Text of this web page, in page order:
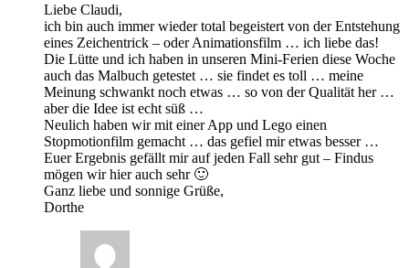
Liebe Claudi,
ich bin auch immer wieder total begeistert von der Entstehung
eines Zeichentrick – oder Animationsfilm … ich liebe das!
Die Lütte und ich haben in unseren Mini-Ferien diese Woche
auch das Malbuch getestet … sie findet es toll … meine
Meinung schwankt noch etwas … so von der Qualität her …
aber die Idee ist echt süß …
Neulich haben wir mit einer App und Lego einen
Stopmotionfilm gemacht … das gefiel mir etwas besser …
Euer Ergebnis gefällt mir auf jeden Fall sehr gut – Findus
mögen wir hier auch sehr 🙂
Ganz liebe und sonnige Grüße,
Dorthe